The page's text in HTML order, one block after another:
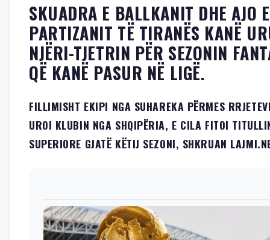
SKUADRA E BALLKANIT DHE AJO E
PARTIZANIT TË TIRANËS KANË
NJËRI-TJETRIN PËR SEZONIN
QË KANË PASUR NË LIGË.
FILLIMISHT EKIPI NGA SUHAREKA PËRMES
UROI KLUBIN NGA SHQIPËRIA, E CILA FITOI
SUPERIORE GJATË KËTIJ SEZONI, SHKRUAN